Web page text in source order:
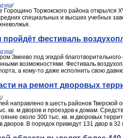
/
Горощино Торжокского района открылся
специальных и высших учебных
пройдёт фестиваль
/
Змеево под эгидой
возможностями. Фестиваль
а кому-то даже исполнить свою
на ремонт дворовых
/
направлено в шесть районов Тверской
кв. м дворов и проездов к домам.
около 300 тыс. кв. м дворовых
дворов. В порядок приведут 131 двор в